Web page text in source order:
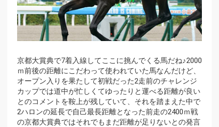
京都大賞典で7着入線してここに挑んでくる馬だね♪2000
ｍ前後の距離にこだわって使われていた馬なんだけど、
オープン入りを果たして初戦だった2走前のチャレンジ
カップでは道中が忙しくてゆったりと運べる距離が良い
とのコメントを鞍上が残していて、それを踏まえた中で
2ハロンの延長で自己最長距離となった前走の2400ｍ戦
の京都大賞典ではそれでもまだ距離が足りないとの発言